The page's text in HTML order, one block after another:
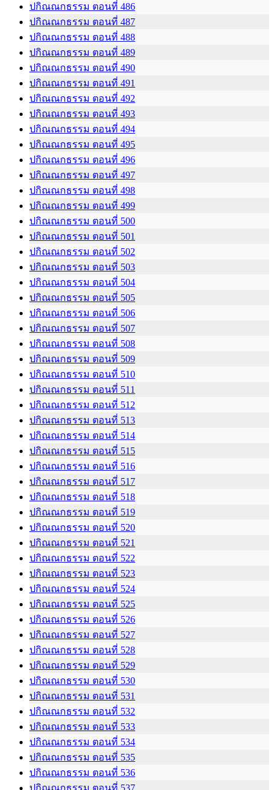
ปกิณณกธรรม ตอนที่ 486
ปกิณณกธรรม ตอนที่ 487
ปกิณณกธรรม ตอนที่ 488
ปกิณณกธรรม ตอนที่ 489
ปกิณณกธรรม ตอนที่ 490
ปกิณณกธรรม ตอนที่ 491
ปกิณณกธรรม ตอนที่ 492
ปกิณณกธรรม ตอนที่ 493
ปกิณณกธรรม ตอนที่ 494
ปกิณณกธรรม ตอนที่ 495
ปกิณณกธรรม ตอนที่ 496
ปกิณณกธรรม ตอนที่ 497
ปกิณณกธรรม ตอนที่ 498
ปกิณณกธรรม ตอนที่ 499
ปกิณณกธรรม ตอนที่ 500
ปกิณณกธรรม ตอนที่ 501
ปกิณณกธรรม ตอนที่ 502
ปกิณณกธรรม ตอนที่ 503
ปกิณณกธรรม ตอนที่ 504
ปกิณณกธรรม ตอนที่ 505
ปกิณณกธรรม ตอนที่ 506
ปกิณณกธรรม ตอนที่ 507
ปกิณณกธรรม ตอนที่ 508
ปกิณณกธรรม ตอนที่ 509
ปกิณณกธรรม ตอนที่ 510
ปกิณณกธรรม ตอนที่ 511
ปกิณณกธรรม ตอนที่ 512
ปกิณณกธรรม ตอนที่ 513
ปกิณณกธรรม ตอนที่ 514
ปกิณณกธรรม ตอนที่ 515
ปกิณณกธรรม ตอนที่ 516
ปกิณณกธรรม ตอนที่ 517
ปกิณณกธรรม ตอนที่ 518
ปกิณณกธรรม ตอนที่ 519
ปกิณณกธรรม ตอนที่ 520
ปกิณณกธรรม ตอนที่ 521
ปกิณณกธรรม ตอนที่ 522
ปกิณณกธรรม ตอนที่ 523
ปกิณณกธรรม ตอนที่ 524
ปกิณณกธรรม ตอนที่ 525
ปกิณณกธรรม ตอนที่ 526
ปกิณณกธรรม ตอนที่ 527
ปกิณณกธรรม ตอนที่ 528
ปกิณณกธรรม ตอนที่ 529
ปกิณณกธรรม ตอนที่ 530
ปกิณณกธรรม ตอนที่ 531
ปกิณณกธรรม ตอนที่ 532
ปกิณณกธรรม ตอนที่ 533
ปกิณณกธรรม ตอนที่ 534
ปกิณณกธรรม ตอนที่ 535
ปกิณณกธรรม ตอนที่ 536
ปกิณณกธรรม ตอนที่ 537